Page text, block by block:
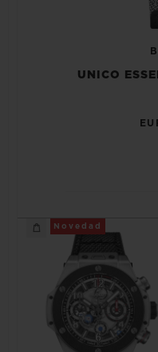
UNICO
Novedad